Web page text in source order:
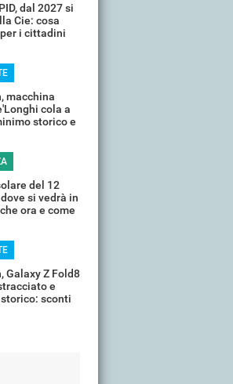
dal 2027 si
Cie: cosa
i cittadini
macchina
cola a
storico e
del 12
si vedrà in
ora e come
Galaxy Z Fold8
e
sconti